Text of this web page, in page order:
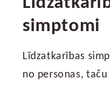
simptomi
Līdzatkarības
no personas,